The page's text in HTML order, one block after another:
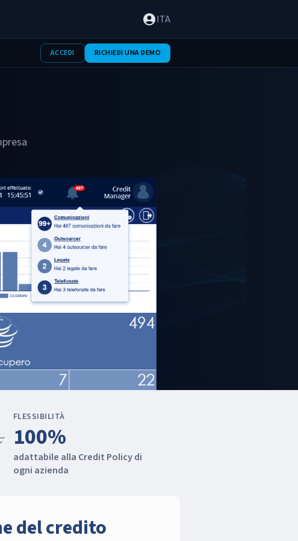
ITA
RICHIEDI UNA DEMO
ACCEDI
FLESSIBILITÀ
100%
adattabile alla Credit Policy di
ogni azienda
del credito